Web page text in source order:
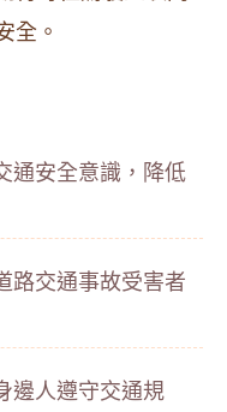
全。
通安全意識，降低
路交通事故受害者
邊人遵守交通規